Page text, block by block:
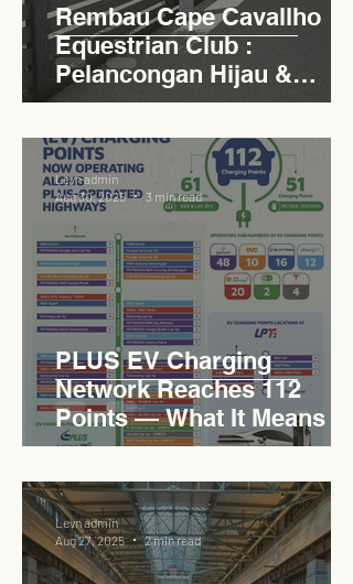
Rembau Cape Cavallho
Equestrian Club :
Pelancongan Hijau &
Sukan Bertaraf
Antarabangsa
PLUS EV Charging
Network Reaches 112
Points — What It Means for
EVCC™ Pedas RSA on the
PLUS Expressway
Levn admin
Aug 30, 2025
3 min read
Levn admin
Aug 27, 2025
2 min read